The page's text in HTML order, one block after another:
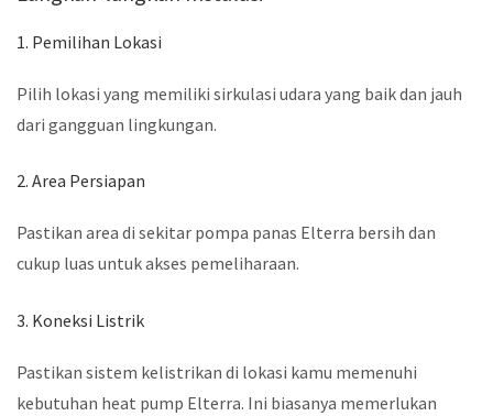
1. Pemilihan Lokasi
Pilih lokasi yang memiliki sirkulasi udara yang baik dan jauh
dari gangguan lingkungan.
2. Area Persiapan
Pastikan area di sekitar pompa panas Elterra bersih dan
cukup luas untuk akses pemeliharaan.
3. Koneksi Listrik
Pastikan sistem kelistrikan di lokasi kamu memenuhi
kebutuhan heat pump Elterra. Ini biasanya memerlukan